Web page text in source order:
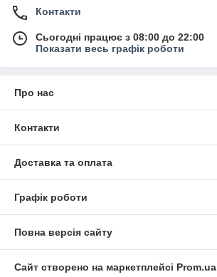
Контакти
Сьогодні працює з 08:00 до 22:00
Показати весь графік роботи
Про нас
Контакти
Доставка та оплата
Графік роботи
Повна версія сайту
Сайт створено на маркетплейсі Prom.ua